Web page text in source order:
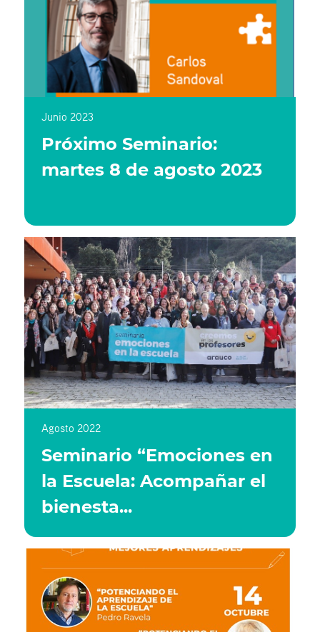
Junio 2023
Próximo Seminario:
martes 8 de agosto 2023
Agosto 2022
Seminario “Emociones en
la Escuela: Acompañar el
bienesta...